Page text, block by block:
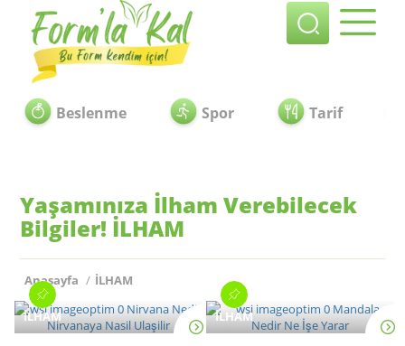
Beslenme Spor Tarif
Yaşamınıza İlham Verebilecek
Bilgiler! İLHAM
Anasayfa / İLHAM
İLHAM İLHAM